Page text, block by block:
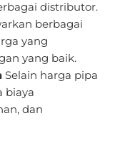
distributor.
berbagai
yang
yang baik.
Selain harga pipa
biaya
dan